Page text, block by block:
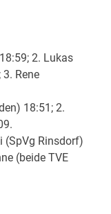
2. Lukas
Rene
18:51; 2.
(SpVg Rinsdorf)
(beide TVE